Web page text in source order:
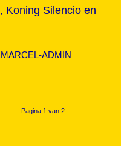
MARCEL-ADMIN
Pagina 1 van 2